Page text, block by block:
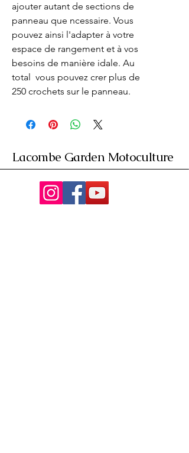
ajouter autant de sections de
panneau que ncessaire. Vous
pouvez ainsi l'adapter à votre
espace de rangement et à vos
besoins de manière idale. Au
total  vous pouvez crer plus de
250 crochets sur le panneau.
Lacombe Garden Motoculture